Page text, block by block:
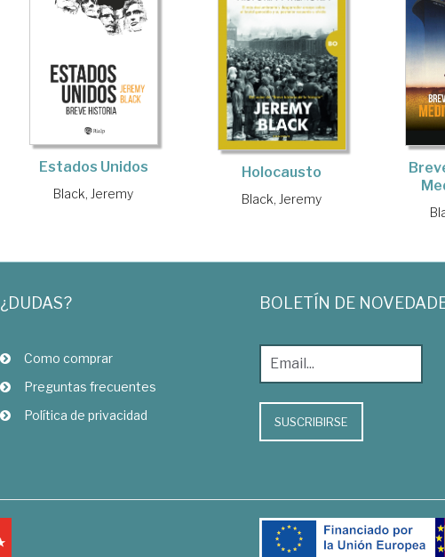
Estados Unidos
Black, Jeremy
Holocausto
Black, Jeremy
¿DUDAS?
Como comprar
Preguntas frecuentes
Política de privacidad
BOLETÍN DE
SUSCRIBIRSE